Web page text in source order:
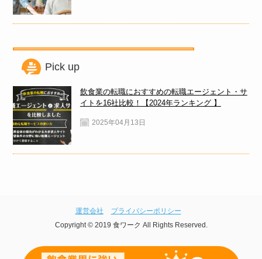
Pick up
飲食業の転職におすすめの転職エージェント・サ
イトを16社比較！【2024年ランキング 】
2025年04月13日
運営会社
プライバシーポリシー
Copyright © 2019 食ワーク All Rights Reserved.